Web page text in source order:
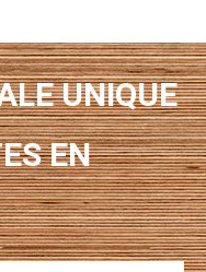
UNIQUE
EN